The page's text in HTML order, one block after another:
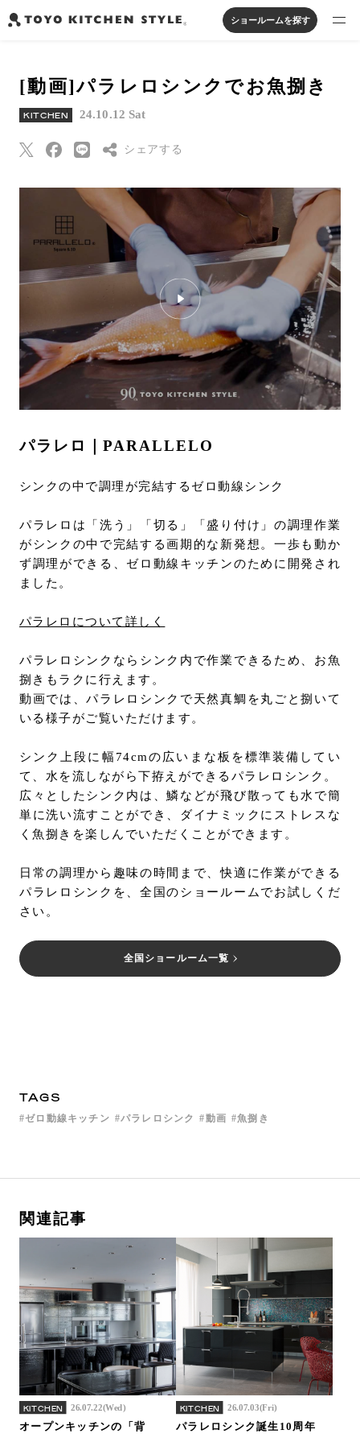
オープンキッチン
アイランドキッチン
ペニンシュラキッチン
セパレートキッチン
並列型キッチン
システムキッチン
家具・照明・タイル
バス・洗面
実例から探す
ジャーナルを読む
オンラインストア
カタログを見る
よくあるご質問
お問い合わせ
EN
CN
オンライン見積もり ショールームを探す
ショールームを探す
[動画]パラレロシンクでお魚捌き
KITCHEN 24.10.12 Sat
シェアする
Threads
Pinterest
はてなブックマー
Eメールで送信
URLをコピー
パラレロ｜PARALLELO
シンクの中で調理が完結するゼロ動線シンク
パラレロは「洗う」「切る」「盛り付け」の調理作業
がシンクの中で完結する画期的な新発想。一歩も動か
ず調理ができる、ゼロ動線キッチンのために開発され
ました。
パラレロについて詳しく
パラレロシンクならシンク内で作業できるため、お魚
捌きもラクに行えます。
動画では、パラレロシンクで天然真鯛を丸ごと捌いて
いる様子がご覧いただけます。
シンク上段に幅74cmの広いまな板を標準装備してい
て、水を流しながら下拵えができるパラレロシンク。
広々としたシンク内は、鱗などが飛び散っても水で簡
単に洗い流すことができ、ダイナミックにストレスな
く魚捌きを楽しんでいただくことができます。
日常の調理から趣味の時間まで、快適に作業ができる
パラレロシンクを、全国のショールームでお試しくだ
さい。
全国ショールーム一覧
TAGS
ゼロ動線キッチン パラレロシンク 動画 魚捌き
関連記事
KITCHEN 26.07.22(Wed)
オープンキッチンの「背
KITCHEN 26.07.03(Fri)
パラレロシンク誕生10周年